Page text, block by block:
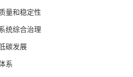
量和稳定性
统综合治理
碳发展
系